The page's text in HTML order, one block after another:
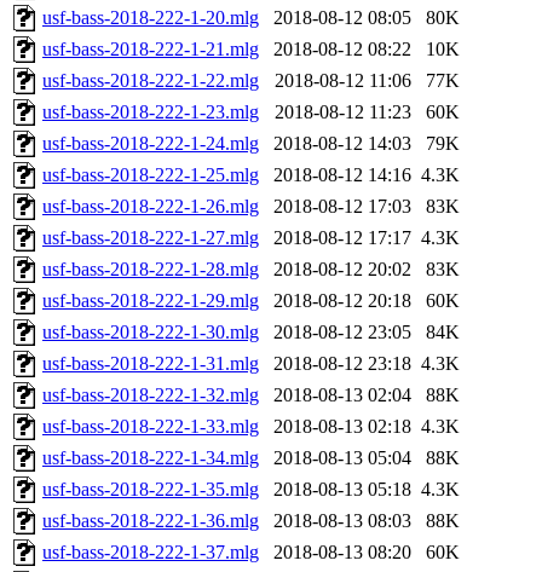
usf-bass-2018-222-1-20.mlg
2018-08-12 08:05
80K
usf-bass-2018-222-1-21.mlg
2018-08-12 08:22
10K
usf-bass-2018-222-1-22.mlg
2018-08-12 11:06
77K
usf-bass-2018-222-1-23.mlg
2018-08-12 11:23
60K
usf-bass-2018-222-1-24.mlg
2018-08-12 14:03
79K
usf-bass-2018-222-1-25.mlg
2018-08-12 14:16 4.3K
usf-bass-2018-222-1-26.mlg
2018-08-12 17:03
83K
usf-bass-2018-222-1-27.mlg
2018-08-12 17:17 4.3K
usf-bass-2018-222-1-28.mlg
2018-08-12 20:02
83K
usf-bass-2018-222-1-29.mlg
2018-08-12 20:18
60K
usf-bass-2018-222-1-30.mlg
2018-08-12 23:05
84K
usf-bass-2018-222-1-31.mlg
2018-08-12 23:18 4.3K
usf-bass-2018-222-1-32.mlg
2018-08-13 02:04
88K
usf-bass-2018-222-1-33.mlg
2018-08-13 02:18 4.3K
usf-bass-2018-222-1-34.mlg
2018-08-13 05:04
88K
usf-bass-2018-222-1-35.mlg
2018-08-13 05:18 4.3K
usf-bass-2018-222-1-36.mlg
2018-08-13 08:03
88K
usf-bass-2018-222-1-37.mlg
2018-08-13 08:20
60K